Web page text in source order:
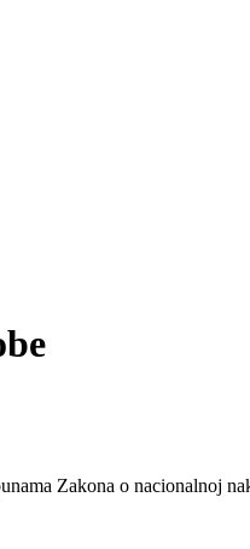
Zakona o nacionalnoj